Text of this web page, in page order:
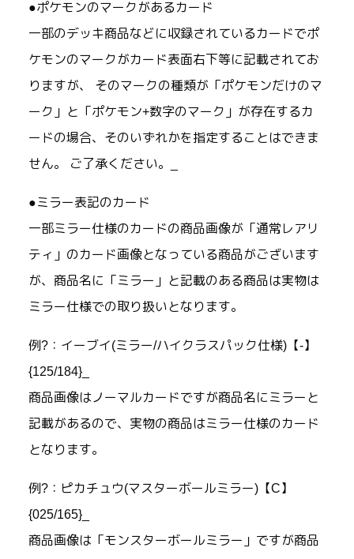
●ポケモンのマークがあるカード
一部のデッキ商品などに収録されているカードでポ
ケモンのマークがカード表面右下等に記載されてお
りますが、 そのマークの種類が「ポケモンだけのマ
ーク」と「ポケモン+数字のマーク」が存在するカ
ードの場合、そのいずれかを指定することはできま
せん。 ご了承ください。_
●ミラー表記のカード
一部ミラー仕様のカードの商品画像が「通常レアリ
ティ」のカード画像となっている商品がございます
が、商品名に「ミラー」と記載のある商品は実物は
ミラー仕様での取り扱いとなります。
例?：イーブイ(ミラー/ハイクラスパック仕様)【-】
{125/184}_
商品画像はノーマルカードですが商品名にミラーと
記載があるので、実物の商品はミラー仕様のカード
となります。
例?：ピカチュウ(マスターボールミラー)【C】
{025/165}_
商品画像は「モンスターボールミラー」ですが商品